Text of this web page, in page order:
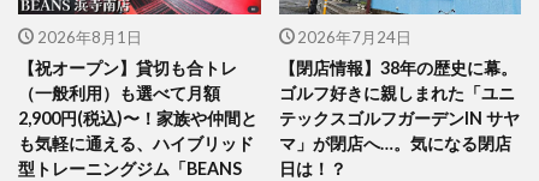
2026年8月1日
【祝オープン】貸切も合トレ
（一般利用）も選べて月額
2,900円(税込)〜！家族や仲間と
も気軽に通える、ハイブリッド
型トレーニングジム「BEANS
2026年7月24日
【閉店情報】38年の歴史に幕。
ゴルフ好きに親しまれた「ユニ
テックスゴルフガーデンIN サヤ
マ」が閉店へ…。気になる閉店
日は！？